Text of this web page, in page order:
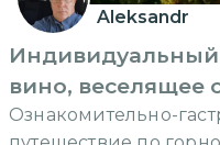
Aleksandr
вино, веселящее
Ознакомительно-